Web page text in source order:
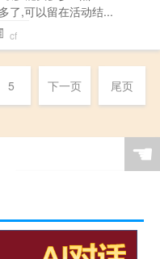
了,可以留在活动结...
cf
5 下一页 尾页
☚